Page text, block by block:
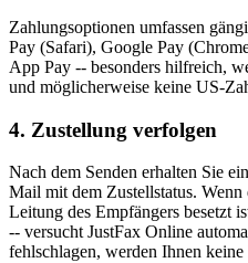
Zahlungsoptionen umfassen
Pay (Safari), Google Pay
App Pay -- besonders hilfreich,
und möglicherweise keine US-
4. Zustellung verfolgen
Nach dem Senden erhalten Sie
Mail mit dem Zustellstatus.
Leitung des Empfängers besetzt
-- versucht JustFax Online
fehlschlagen, werden Ihnen keine